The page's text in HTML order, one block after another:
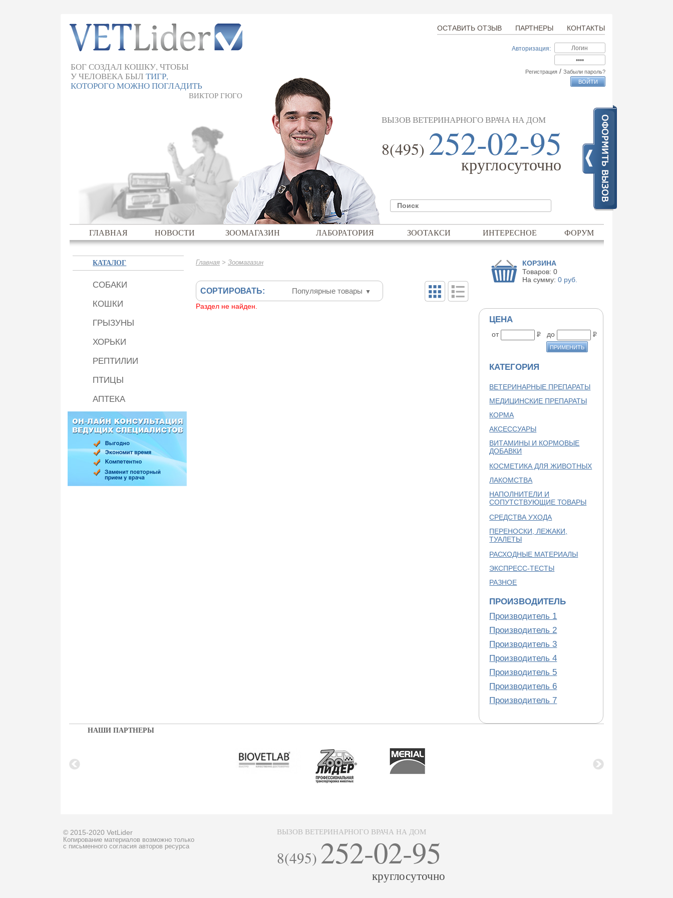
КОНТАКТЫ
ПАРТНЕРЫ
ОСТАВИТЬ ОТЗЫВ
Авторизация:
Регистрация / Забыли пароль?
ВЫЗОВ ВЕТЕРИНАРНОГО ВРАЧА НА ДОМ
8(495) 252-02-95
круглосуточно
БОГ СОЗДАЛ КОШКУ, ЧТОБЫ
У ЧЕЛОВЕКА БЫЛТИГР,
КОТОРОГО МОЖНО ПОГЛАДИТЬ
ВИКТОР ГЮГО
ГЛАВНАЯ НОВОСТИ ЗООМАГАЗИН ЛАБОРАТОРИЯ ЗООТАКСИ ИНТЕРЕСНОЕ ФОРУМ
Главная> Зоомагазин
СОРТИРОВАТЬ: Популярные товары ▼
Раздел не найден.
КАТАЛОГ
СОБАКИ
КОШКИ
ГРЫЗУНЫ
ХОРЬКИ
РЕПТИЛИИ
ПТИЦЫ
АПТЕКА
КОРЗИНА
Товаров:0
На сумму:0 руб.
ЦЕНА
от P до P
КАТЕГОРИЯ
ВЕТЕРИНАРНЫЕ ПРЕПАРАТЫ
МЕДИЦИНСКИЕ ПРЕПАРАТЫ
КОРМА
АКСЕССУАРЫ
ВИТАМИНЫ И КОРМОВЫЕ
ДОБАВКИ
КОСМЕТИКА ДЛЯ ЖИВОТНЫХ
ЛАКОМСТВА
НАПОЛНИТЕЛИ И
СОПУТСТВУЮЩИЕ ТОВАРЫ
СРЕДСТВА УХОДА
ПЕРЕНОСКИ, ЛЕЖАКИ,
ТУАЛЕТЫ
РАСХОДНЫЕ МАТЕРИАЛЫ
ЭКСПРЕСС-ТЕСТЫ
РАЗНОЕ
ПРОИЗВОДИТЕЛЬ
Производитель 1
Производитель 2
Производитель 3
Производитель 4
Производитель 5
Производитель 6
Производитель 7
НАШИ ПАРТНЕРЫ
© 2015-2020 VetLider
Копирование материалов возможно только
с письменного согласия авторов ресурса
ВЫЗОВ ВЕТЕРИНАРНОГО ВРАЧА НА ДОМ
8(495) 252-02-95
круглосуточно